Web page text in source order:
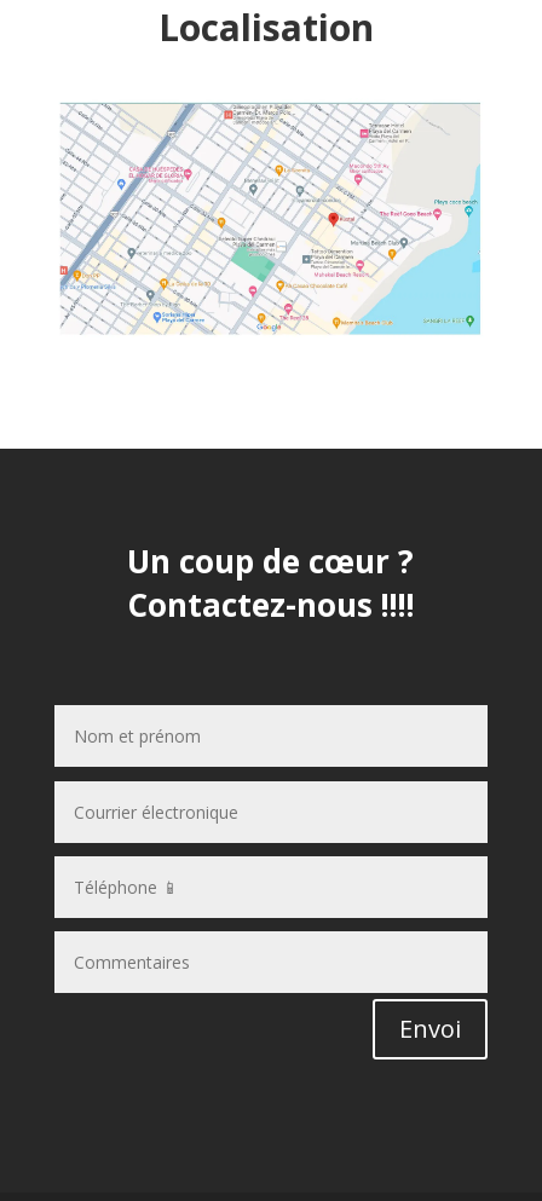
Localisation
Un coup de cœur ?
Contactez-nous !!!!
Envoi